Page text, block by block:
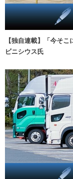
【独自連載】「今そ
ビニシウス氏